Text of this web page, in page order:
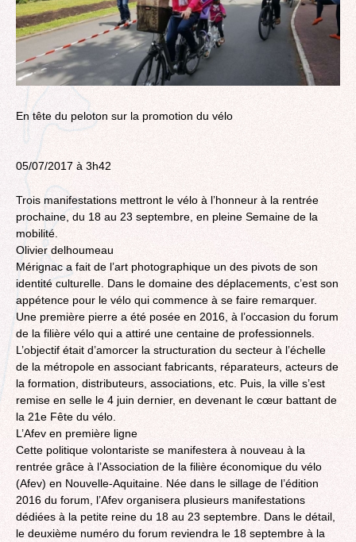
En tête du peloton sur la promotion du vélo
05/07/2017 à 3h42
Trois manifestations mettront le vélo à l’honneur à la rentrée
prochaine, du 18 au 23 septembre, en pleine Semaine de la
mobilité.
Olivier delhoumeau
Mérignac a fait de l’art photographique un des pivots de son
identité culturelle. Dans le domaine des déplacements, c’est son
appétence pour le vélo qui commence à se faire remarquer.
Une première pierre a été posée en 2016, à l’occasion du forum
de la filière vélo qui a attiré une centaine de professionnels.
L’objectif était d’amorcer la structuration du secteur à l’échelle
de la métropole en associant fabricants, réparateurs, acteurs de
la formation, distributeurs, associations, etc. Puis, la ville s’est
remise en selle le 4 juin dernier, en devenant le cœur battant de
la 21e Fête du vélo.
L’Afev en première ligne
Cette politique volontariste se manifestera à nouveau à la
rentrée grâce à l’Association de la filière économique du vélo
(Afev) en Nouvelle-Aquitaine. Née dans le sillage de l’édition
2016 du forum, l’Afev organisera plusieurs manifestations
dédiées à la petite reine du 18 au 23 septembre. Dans le détail,
le deuxième numéro du forum reviendra le 18 septembre à la